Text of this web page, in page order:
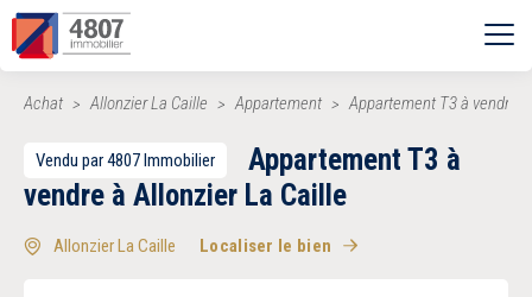
Vente
Location
Ouvrir le menu
Achat Allonzier La Caille Appartement Appartement T3 à vendre
Vendu par 4807 Immobilier
Appartement T3 à
vendre à Allonzier La Caille
Allonzier La Caille Localiser le bien